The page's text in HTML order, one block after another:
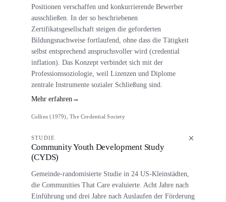
Positionen verschaffen und konkurrierende Bewerber
ausschließen. In der so beschriebenen
Zertifikatsgesellschaft steigen die geforderten
Bildungsnachweise fortlaufend, ohne dass die Tätigkeit
selbst entsprechend anspruchsvoller wird (credential
inflation). Das Konzept verbindet sich mit der
Professionssoziologie, weil Lizenzen und Diplome
zentrale Instrumente sozialer Schließung sind.
Mehr erfahren→
Collins (1979), The Credential Society
STUDIE
Community Youth Development Study
(CYDS)
Gemeinde-randomisierte Studie in 24 US-Kleinstädten,
die Communities That Care evaluierte. Acht Jahre nach
Einführung und drei Jahre nach Auslaufen der Förderung